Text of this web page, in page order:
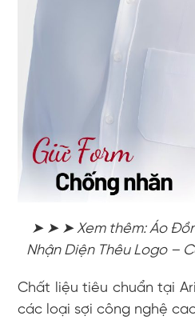
➤ ➤ ➤ Xem thêm: Áo
Nhận Diện Thêu Logo –
Chất liệu tiêu chuẩn tại
các loại sợi công nghệ